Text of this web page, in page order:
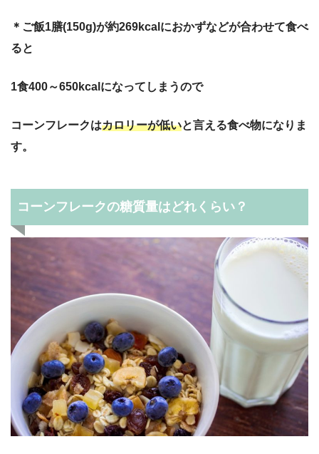
＊ご飯1膳(150g)が約269kcalにおかずなどが合わせて食べ
ると
1食400～650kcalになってしまうので
コーンフレークはカロリーが低いと言える食べ物になりま
す。
コーンフレークの糖質量はどれくらい？